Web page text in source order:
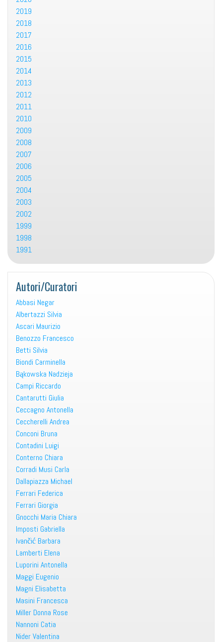
2019
2018
2017
2016
2015
2014
2013
2012
2011
2010
2009
2008
2007
2006
2005
2004
2003
2002
1999
1998
1991
Autori/Curatori
Abbasi Negar
Albertazzi Silvia
Ascari Maurizio
Benozzo Francesco
Betti Silvia
Biondi Carminella
Bąkowska Nadzieja
Campi Riccardo
Cantarutti Giulia
Ceccagno Antonella
Ceccherelli Andrea
Conconi Bruna
Contadini Luigi
Conterno Chiara
Corradi Musi Carla
Dallapiazza Michael
Ferrari Federica
Ferrari Giorgia
Gnocchi Maria Chiara
Imposti Gabriella
Ivančić Barbara
Lamberti Elena
Luporini Antonella
Maggi Eugenio
Magni Elisabetta
Masini Francesca
Miller Donna Rose
Nannoni Catia
Nider Valentina